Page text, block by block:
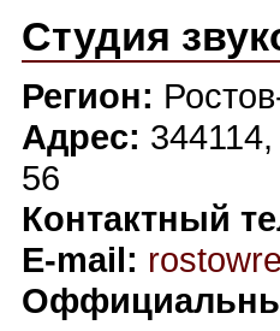
Студия
Регион:
Адрес:
56
Контактный
E-mail: